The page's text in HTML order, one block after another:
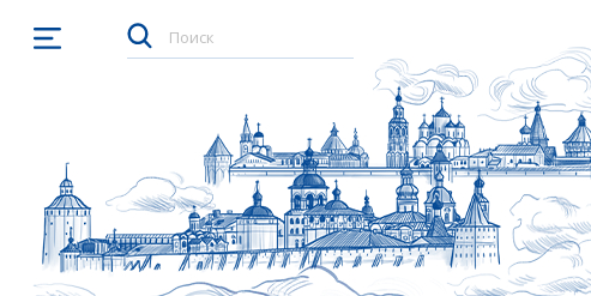
Открыть меню